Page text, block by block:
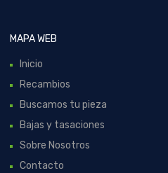
MAPA WEB
Inicio
Recambios
Buscamos tu pieza
Bajas y tasaciones
Sobre Nosotros
Contacto